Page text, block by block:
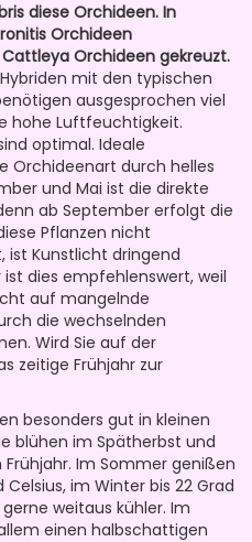
diese Orchideen. In
Orchideen
Orchideen gekreuzt.
mit den typischen
ausgesprochen viel
hohe Luftfeuchtigkeit.
optimal. Ideale
Orchideenart durch helles
und Mai ist die direkte
ab September erfolgt die
Pflanzen nicht
ist Kunstlicht dringend
dies empfehlenswert, weil
auf mangelnde
die wechselnden
Wird Sie auf der
zeitige Frühjahr zur
besonders gut in kleinen
blühen im Spätherbst und
Im Sommer genißen
im Winter bis 22 Grad
weitaus kühler. Im
einen halbschattigen